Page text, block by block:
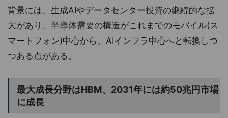
背景には、生成AIやデータセンター投資の継続的な拡
大があり、半導体需要の構造がこれまでのモバイル(ス
マートフォン)中心から、AIインフラ中心へと転換しつ
つある点がある。
最大成長分野はHBM、2031年には約50兆円市場
に成長